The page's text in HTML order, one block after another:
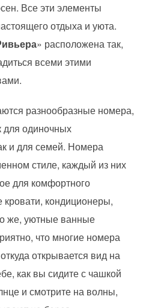
Все эти элементы
отдыха и уюта.
» расположена так,
всеми этими
разнообразные номера,
для одиночных
и для семей. Номера
стиле, каждый из них
для комфортного
кондиционеры,
же, уютные ванные
что многие номера
открывается вид на
как вы сидите с чашкой
и смотрите на волны,